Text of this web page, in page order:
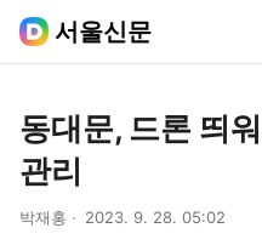
서울신문
동대문, 드론 띄
관리
박재홍 2023. 9. 28. 05:02